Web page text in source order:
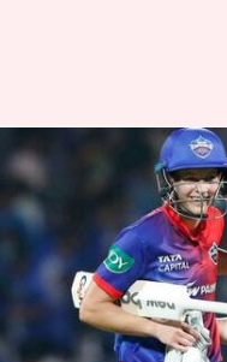
WPL:
చేధించిన
అగ్రస్థానం
వ్రాసిన వారు Jayachandra Akuri
ఈ వార్తాకథనం ఏంటి